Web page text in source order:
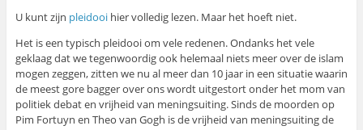
U kunt zijn pleidooihier volledig lezen. Maar het hoeft niet.
Het is een typisch pleidooi om vele redenen. Ondanks het vele
geklaag dat we tegenwoordig ook helemaal niets meer over de islam
mogen zeggen, zitten we nu al meer dan 10 jaar in een situatie waarin
de meest gore bagger over ons wordt uitgestort onder het mom van
politiek debat en vrijheid van meningsuiting. Sinds de moorden op
Pim Fortuyn en Theo van Gogh is de vrijheid van meningsuiting de